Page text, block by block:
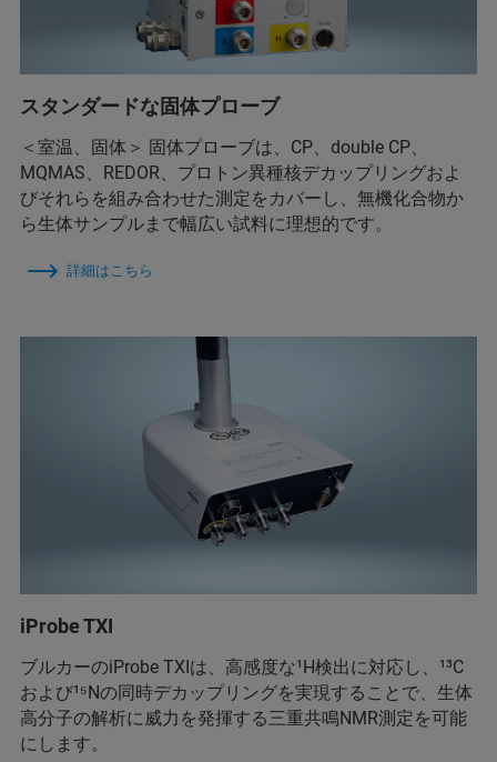
スタンダードな固体プローブ
＜室温、固体＞ 固体プローブは、CP、double CP、
MQMAS、REDOR、プロトン異種核デカップリングおよ
びそれらを組み合わせた測定をカバーし、無機化合物か
ら生体サンプルまで幅広い試料に理想的です。
詳細はこちら
iProbe TXI
ブルカーのiProbe TXIは、高感度な¹H検出に対応し、¹³C
および¹⁵Nの同時デカップリングを実現することで、生体
高分子の解析に威力を発揮する三重共鳴NMR測定を可能
にします。